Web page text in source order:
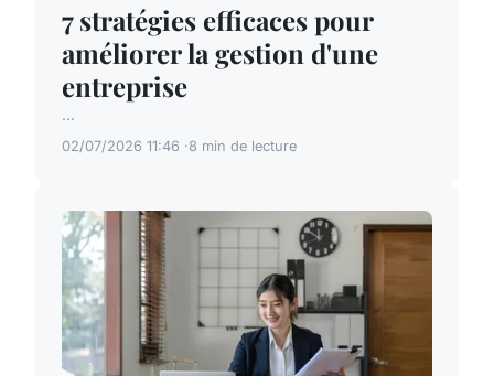
7 stratégies efficaces pour
améliorer la gestion d'une
entreprise
...
02/07/2026 11:46 8 min de lecture